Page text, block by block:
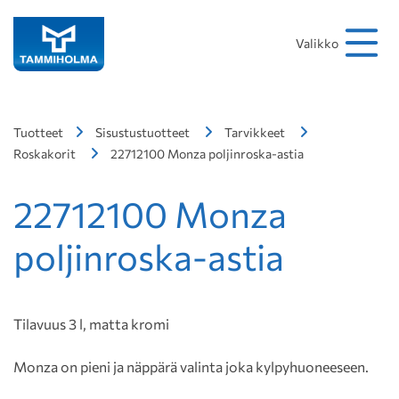
Valikko
Tuotteet Sisustustuotteet
Tarvikkeet
Roskakorit
22712100 Monza poljinroska-astia
22712100 Monza
poljinroska-astia
Tilavuus 3 l, matta kromi
Monza on pieni ja näppärä valinta joka kylpyhuoneeseen.